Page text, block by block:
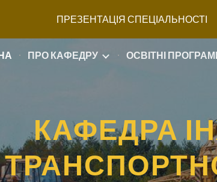
Skip to main content
ПРЕЗЕНТАЦІЯ СПЕЦІАЛЬНОСТІ
ПРО КАФЕДРУ ОСВІТНІ
КАФЕДРА